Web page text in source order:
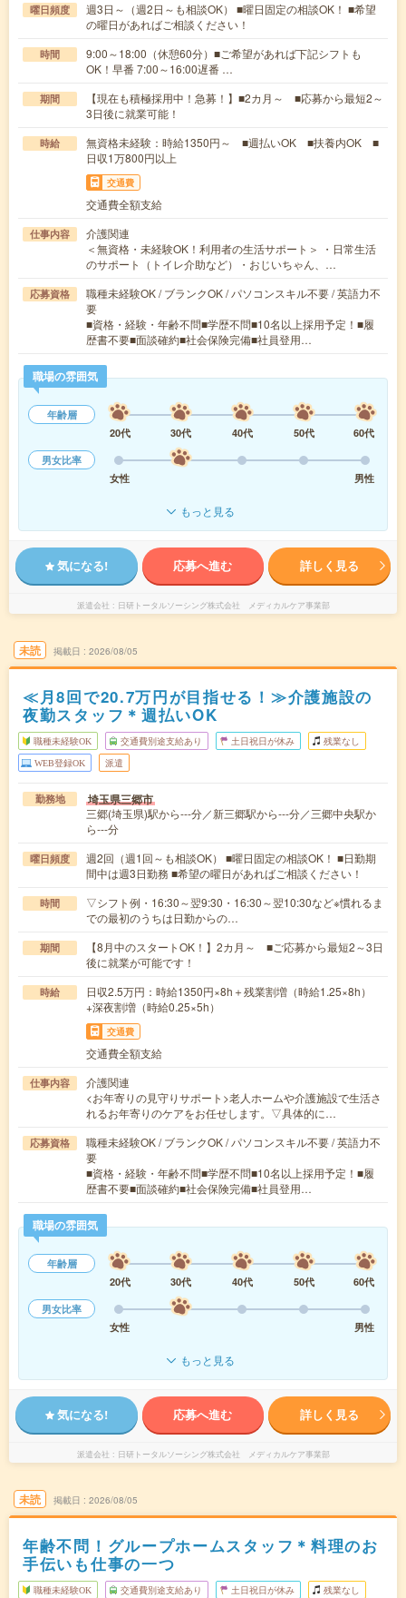
曜日頻度
週3日～（週2日～も相談OK） ■曜日固定の相談OK！ ■希望
の曜日があればご相談ください！
時間
9:00～18:00（休憩60分）■ご希望があれば下記シフトも
OK！早番 7:00～16:00遅番 …
期間
【現在も積極採用中！急募！】■2カ月～ ■応募から最短2～
3日後に就業可能！
時給
無資格未経験：時給1350円～ ■週払いOK ■扶養内OK ■
日収1万800円以上
交通費
交通費全額支給
仕事内容
介護関連
＜無資格・未経験OK！利用者の生活サポート＞ ・日常生活
のサポート（トイレ介助など）・おじいちゃん、…
応募資格
職種未経験OK / ブランクOK / パソコンスキル不要 / 英語力不
要
■資格・経験・年齢不問■学歴不問■10名以上採用予定！■履
歴書不要■面談確約■社会保険完備■社員登用…
職場の雰囲気
年齢層
20代
30代 40代 50代
60代
男女比率
女性
男性
もっと見る
気になる! 応募へ進む 詳しく見る
派遣会社 日研トータルソーシング株式会社 メディカルケア事業部
未読 掲載日 2026/08/05
≪月8回で20.7万円が目指せる！≫介護施設の
夜勤スタッフ＊週払いOK
職種未経験OK 交通費別途支給あり 土日祝日が休み 残業なし
WEB登録OK 派遣
勤務地 埼玉県三郷市
三郷(埼玉県)駅から---分／新三郷駅から---分／三郷中央駅か
ら---分
曜日頻度
週2回（週1回～も相談OK） ■曜日固定の相談OK！ ■日勤期
間中は週3日勤務 ■希望の曜日があればご相談ください！
時間
▽シフト例・16:30～翌9:30・16:30～翌10:30など※慣れるま
での最初のうちは日勤からの…
期間
【8月中のスタートOK！】2カ月～ ■ご応募から最短2～3日
後に就業が可能です！
時給
日収2.5万円：時給1350円×8h＋残業割増（時給1.25×8h）
+深夜割増（時給0.25×5h）
交通費
交通費全額支給
仕事内容
介護関連
<お年寄りの見守りサポート>老人ホームや介護施設で生活さ
れるお年寄りのケアをお任せします。▽具体的に…
応募資格
職種未経験OK / ブランクOK / パソコンスキル不要 / 英語力不
要
■資格・経験・年齢不問■学歴不問■10名以上採用予定！■履
歴書不要■面談確約■社会保険完備■社員登用…
職場の雰囲気
年齢層
20代
30代 40代 50代
60代
男女比率
女性
男性
もっと見る
気になる! 応募へ進む 詳しく見る
派遣会社 日研トータルソーシング株式会社 メディカルケア事業部
未読 掲載日 2026/08/05
年齢不問！グループホームスタッフ＊料理のお
手伝いも仕事の一つ
職種未経験OK 交通費別途支給あり 土日祝日が休み 残業なし